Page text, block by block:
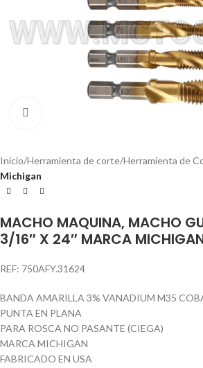
Inicio Herramienta de corte Herramienta de
Michigan
MACHO MAQUINA, MACHO
3/16″ X 24″ MARCA
REF: 750AFY.31624
BANDA AMARILLA 3% VANADIUM M35
PUNTA EN PLANA
PARA ROSCA NO PASANTE (CIEGA)
MARCA MICHIGAN
FABRICADO EN USA